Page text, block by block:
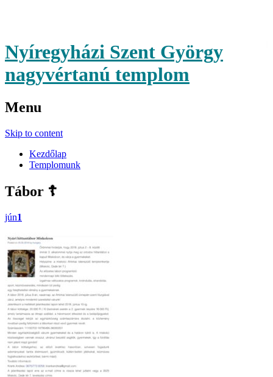
Nyíregyházi Szent György
nagyvértanú templom
Menu
Skip to content
Kezdőlap
Templomunk
Tábor ☦️
jún1